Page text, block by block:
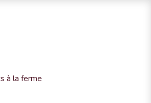
à la ferme